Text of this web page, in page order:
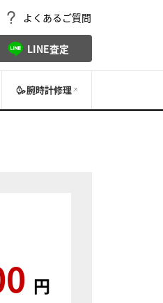
よくあるご質問
LINE査定
腕時計修理
円